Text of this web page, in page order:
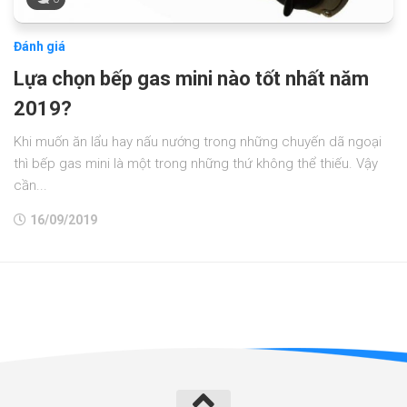
Đánh giá
Lựa chọn bếp gas mini nào tốt nhất năm
2019?
Khi muốn ăn lẩu hay nấu nướng trong những chuyến dã ngoại
thì bếp gas mini là một trong những thứ không thể thiếu. Vậy
cần...
16/09/2019